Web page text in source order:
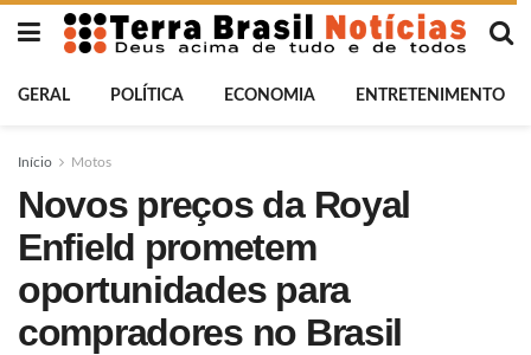
GERAL POLÍTICA ECONOMIA ENTRETENIMENTO
Início Motos
Novos preços da Royal
Enfield prometem
oportunidades para
compradores no Brasil